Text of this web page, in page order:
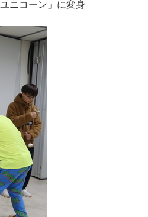
ニコーン」に変身